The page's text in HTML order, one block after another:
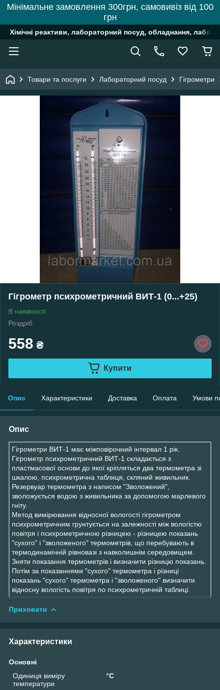
Мінімальне замовлення 300грн, самовивіз від 100
грн
Хімічні реактиви, лабораторний посуд, обладнання,
Товари та послуги Лабораторний посуд Гігрометри
Гігрометр психрометричний ВИТ-1 (0...+25)
В наявності
Роздріб
558 ₴
Купити
Опис Характеристики Доставка Оплата Умови
Опис
Гігрометри ВИТ-1 має міжповірочний інтервал 1 рік.
Гігрометр психрометричний ВИТ-1 складається з
пластмасової основи до якої кріпляться два термометра зі
шкалою, психрометрична таблиця, скляний живильник.
Резервуар термометра з написом "Зволожений",
зволожується водою з живильника за допомогою марлевого
гніту.
Метод вимірювання відносної вологості гігрометром
психрометричним грунтується на залежності між вологістю
повітря і психрометричною різницею - різницею показань
"сухого" і "зволоженого" термометрів, що перебувають в
термодинамічній рівновазі з навколишнім середовищем.
Зняти показання термометрів і визначити різницю показань.
Потім за показаннями "сухого" термометра і різниці
показань "сухого" термометра і "зволоженого" визначити
відносну вологість повітря по психрометричній таблиці.
Приховати
Характеристики
Основні
Одиниця виміру
температури
°С